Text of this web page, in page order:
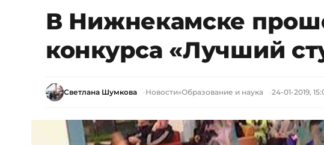
В Нижнекамске
конкурса «Лучший
Светлана Шумкова Новости»Образование и наука 24-01-2019,